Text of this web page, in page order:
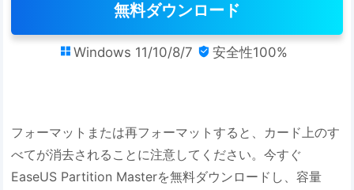
無料ダウンロード
 Windows 11/10/8/7  安全性100%
フォーマットまたは再フォーマットすると、カード上のす
べてが消去されることに注意してください。今すぐ
EaseUS Partition Masterを無料ダウンロードし、容量